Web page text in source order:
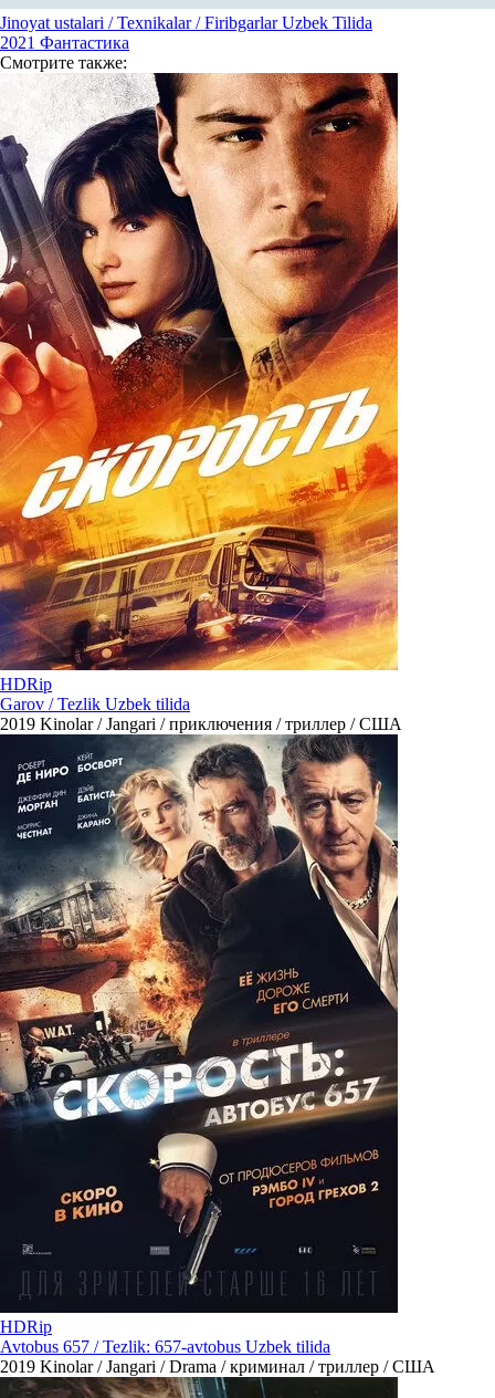
Jinoyat ustalari / Texnikalar / Firibgarlar Uzbek Tilida
2021 Фантастика
Смотрите также:
HDRip
Garov / Tezlik Uzbek tilida
2019 Kinolar / Jangari / приключения / триллер / США
HDRip
Avtobus 657 / Tezlik: 657-avtobus Uzbek tilida
2019 Kinolar / Jangari / Drama / криминал / триллер / США